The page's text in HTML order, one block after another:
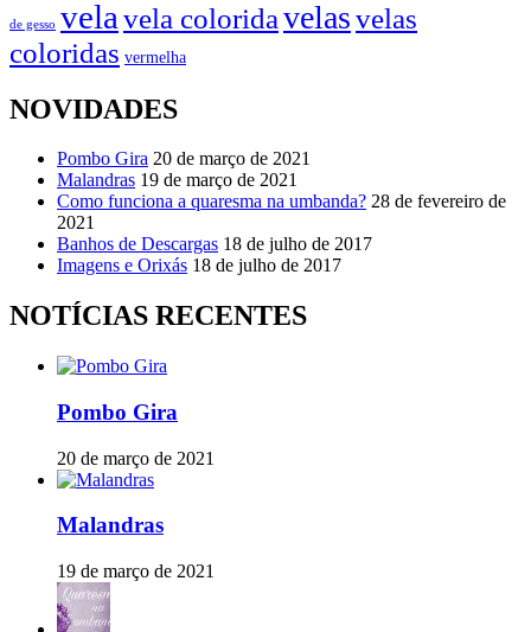
de gesso vela vela coloridavelasvelas
coloridas vermelha
NOVIDADES
Pombo Gira 20 de março de 2021
Malandras 19 de março de 2021
Como funciona a quaresma na umbanda? 28 de fevereiro de
2021
Banhos de Descargas 18 de julho de 2017
Imagens e Orixás 18 de julho de 2017
NOTÍCIAS RECENTES
Pombo Gira
20 de março de 2021
Malandras
19 de março de 2021